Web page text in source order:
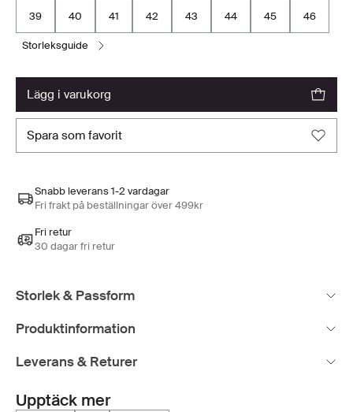
39 40 41 42 43 44 45 46
storleksguide
lägg i varukorg
spara som favorit
Snabb leverans 1-2 vardagar
Fri frakt på beställningar över 499kr
Fri retur
30 dagar fri retur
Storlek & Passform
Produktinformation
Leverans & Returer
Upptäck mer